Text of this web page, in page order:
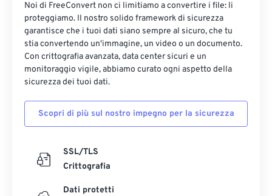
Noi di FreeConvert non ci limitiamo a convertire i file: li
proteggiamo. Il nostro solido framework di sicurezza
garantisce che i tuoi dati siano sempre al sicuro, che tu
stia convertendo un'immagine, un video o un documento.
Con crittografia avanzata, data center sicuri e un
monitoraggio vigile, abbiamo curato ogni aspetto della
sicurezza dei tuoi dati.
Scopri di più sul nostro impegno per la sicurezza
SSL/TLS
Crittografia
Dati protetti